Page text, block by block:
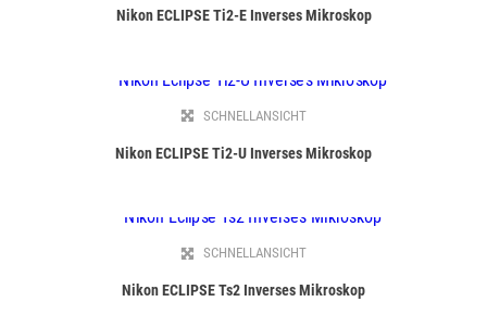
Nikon ECLIPSE Ti2-E Inverses Mikroskop
SCHNELLANSICHT
Nikon ECLIPSE Ti2-U Inverses Mikroskop
SCHNELLANSICHT
Nikon ECLIPSE Ts2 Inverses Mikroskop